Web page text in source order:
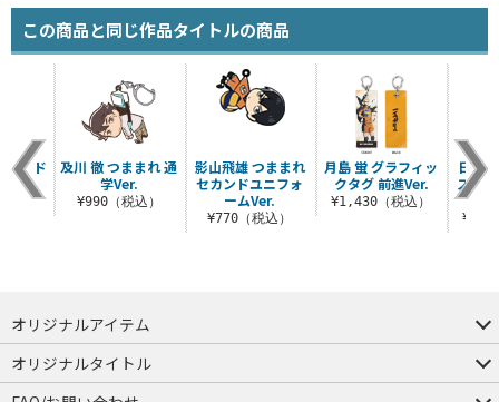
この商品と同じ作品タイトルの商品
影山飛雄 つままれ
セカンドユニフォ
ームVer.
¥770（税込）
月島 蛍 グラフィッ
クタグ 前進Ver.
¥1,430（税込）
日向
スタ
利へ
ジ ド
ツ
込）
及川 徹 つままれ 通
学Ver.
¥990（税込）
オリジナルアイテム
つままれ
つかまれ
ピョコッテ
オリジナルタイトル
アイテムヤ
ミスカトニック大學購買部